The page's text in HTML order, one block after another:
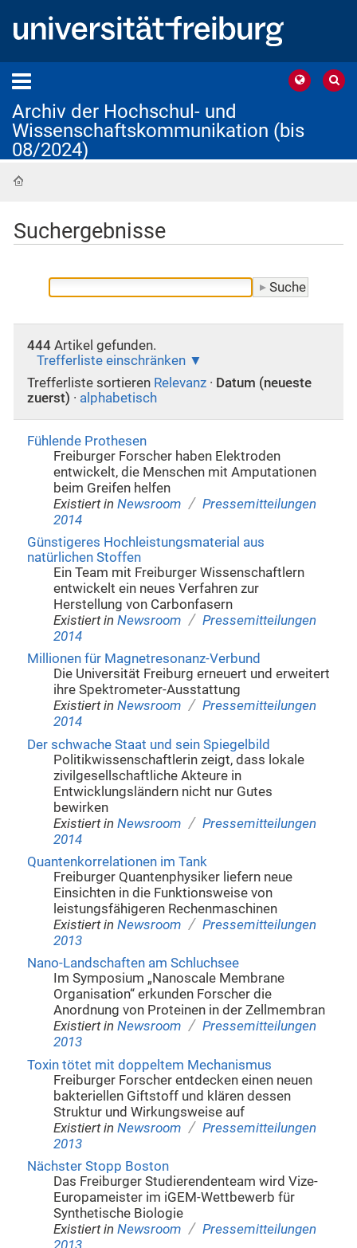
Archiv der Hochschul- und
Wissenschaftskommunikation (bis
08/2024)
Suchergebnisse
444Artikel gefunden.
Trefferliste einschränken
Trefferliste sortieren Relevanz · Datum (neueste
zuerst) · alphabetisch
Fühlende Prothesen
Freiburger Forscher haben Elektroden
entwickelt, die Menschen mit Amputationen
beim Greifen helfen
Existiert in Newsroom / Pressemitteilungen
2014
Günstigeres Hochleistungsmaterial aus
natürlichen Stoffen
Ein Team mit Freiburger Wissenschaftlern
entwickelt ein neues Verfahren zur
Herstellung von Carbonfasern
Existiert in Newsroom / Pressemitteilungen
2014
Millionen für Magnetresonanz-Verbund
Die Universität Freiburg erneuert und erweitert
ihre Spektrometer-Ausstattung
Existiert in Newsroom / Pressemitteilungen
2014
Der schwache Staat und sein Spiegelbild
Politikwissenschaftlerin zeigt, dass lokale
zivilgesellschaftliche Akteure in
Entwicklungsländern nicht nur Gutes
bewirken
Existiert in Newsroom / Pressemitteilungen
2014
Quantenkorrelationen im Tank
Freiburger Quantenphysiker liefern neue
Einsichten in die Funktionsweise von
leistungsfähigeren Rechenmaschinen
Existiert in Newsroom / Pressemitteilungen
2013
Nano-Landschaften am Schluchsee
Im Symposium „Nanoscale Membrane
Organisation“ erkunden Forscher die
Anordnung von Proteinen in der Zellmembran
Existiert in Newsroom / Pressemitteilungen
2013
Toxin tötet mit doppeltem Mechanismus
Freiburger Forscher entdecken einen neuen
bakteriellen Giftstoff und klären dessen
Struktur und Wirkungsweise auf
Existiert in Newsroom / Pressemitteilungen
2013
Nächster Stopp Boston
Das Freiburger Studierendenteam wird Vize-
Europameister im iGEM-Wettbewerb für
Synthetische Biologie
Existiert in Newsroom / Pressemitteilungen